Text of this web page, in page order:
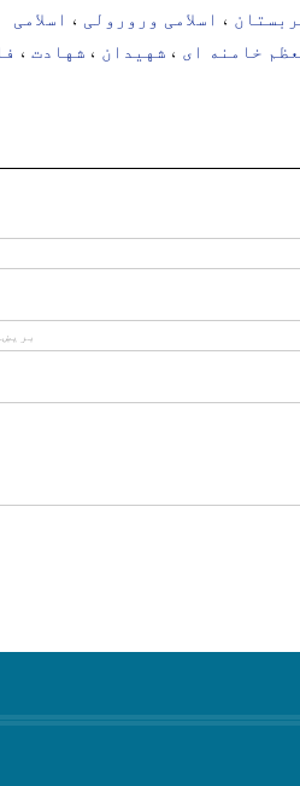
، اسلامی ورورولی ، اسلامی
خامنه ای ، شهیدان ، شهادت ،